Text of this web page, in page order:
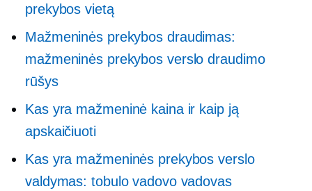
prekybos vietą
Mažmeninės prekybos draudimas:
mažmeninės prekybos verslo draudimo
rūšys
Kas yra mažmeninė kaina ir kaip ją
apskaičiuoti
Kas yra mažmeninės prekybos verslo
valdymas: tobulo vadovo vadovas